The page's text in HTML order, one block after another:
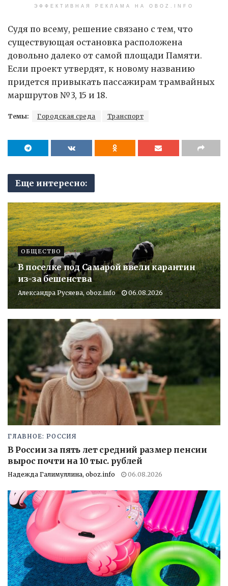
ЭФФЕКТИВНАЯ РЕКЛАМА НА OBOZ.INFO
Судя по всему, решение связано с тем, что
существующая остановка расположена
довольно далеко от самой площади Памяти.
Если проект утвердят, к новому названию
придется привыкать пассажирам трамвайных
маршрутов №3, 15 и 18.
Темы: Городская среда Транспорт
Еще интересно:
ОБЩЕСТВО
В поселке под Самарой ввели карантин
из-за бешенства
Александра Русяева, oboz.info 06.08.2026
ГЛАВНОЕ: РОССИЯ
В России за пять лет средний размер пенсии
вырос почти на 10 тыс. рублей
Надежда Галимуллина, oboz.info 06.08.2026